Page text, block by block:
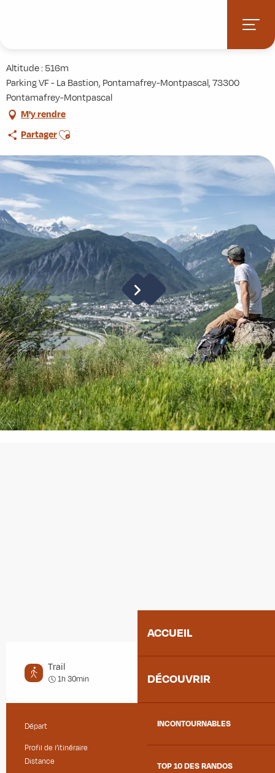
ACCUEIL
DÉCOUVRIR
INCONTOURNABLES
TOP 10 DES RANDOS
Altitude : 516m
Parking VF - La Bastion, Pontamafrey-Montpascal, 73300
Pontamafrey-Montpascal
M'y rendre
PartagerAjouter aux favoris
Trail
1h 30min
Informations pratiques
Départ Pontamafrey-Montpascal
Profil de l’itinéraire Aller / Retour
Distance 6.5 km